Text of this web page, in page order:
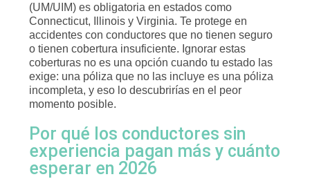
(UM/UIM) es obligatoria en estados como
Connecticut, Illinois y Virginia. Te protege en
accidentes con conductores que no tienen seguro
o tienen cobertura insuficiente. Ignorar estas
coberturas no es una opción cuando tu estado las
exige: una póliza que no las incluye es una póliza
incompleta, y eso lo descubrirías en el peor
momento posible.
Por qué los conductores sin
experiencia pagan más y cuánto
esperar en 2026